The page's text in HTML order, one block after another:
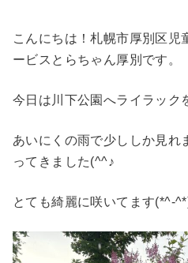
こんにちは！札幌市厚別区児
ービスとらちゃん厚別です。
今日は川下公園へライラック
あいにくの雨で少ししか見れ
ってきました(^^♪
とても綺麗に咲いてます(*^-